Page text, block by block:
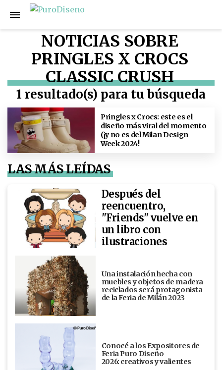
NOTICIAS SOBRE
PRINGLES X CROCS
CLASSIC CRUSH
1 resultado(s) para tu búsqueda
Pringles x Crocs: este es el
diseño más viral del momento
(¡y no es del Milan Design
Week 2024!
LAS MÁS LEÍDAS
Después del
reencuentro,
"Friends" vuelve en
un libro con
ilustraciones
Una instalación hecha con
muebles y objetos de madera
reciclados será protagonista
de la Feria de Milán 2023
Conocé a los Expositores de
Feria Puro Diseño
2026: creativos y valientes